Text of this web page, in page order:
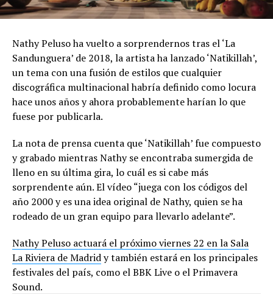
Nathy Peluso ha vuelto a sorprendernos tras el ‘La
Sandunguera’ de 2018, la artista ha lanzado ‘Natikillah’,
un tema con una fusión de estilos que cualquier
discográfica multinacional habría definido como locura
hace unos años y ahora probablemente harían lo que
fuese por publicarla.
La nota de prensa cuenta que ‘Natikillah’ fue compuesto
y grabado mientras Nathy se encontraba sumergida de
lleno en su última gira, lo cuál es si cabe más
sorprendente aún. El vídeo “juega con los códigos del
año 2000 y es una idea original de Nathy, quien se ha
rodeado de un gran equipo para llevarlo adelante”.
Nathy Peluso actuará el próximo viernes 22 en la Sala
La Riviera de Madridy también estará en los principales
festivales del país, como el BBK Live o el Primavera
Sound.